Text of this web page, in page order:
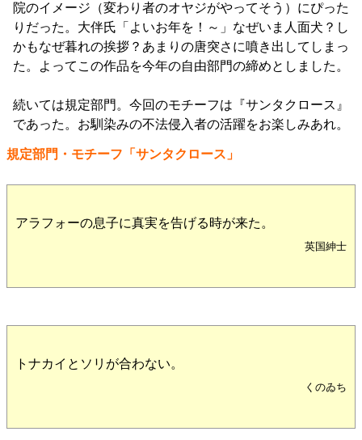
院のイメージ（変わり者のオヤジがやってそう）にぴった
りだった。大伴氏「よいお年を！～」なぜいま人面犬？し
かもなぜ暮れの挨拶？あまりの唐突さに噴き出してしまっ
た。よってこの作品を今年の自由部門の締めとしました。
続いては規定部門。今回のモチーフは『サンタクロース』
であった。お馴染みの不法侵入者の活躍をお楽しみあれ。
規定部門・モチーフ「サンタクロース」
アラフォーの息子に真実を告げる時が来た。
英国紳士
トナカイとソリが合わない。
くのゐち